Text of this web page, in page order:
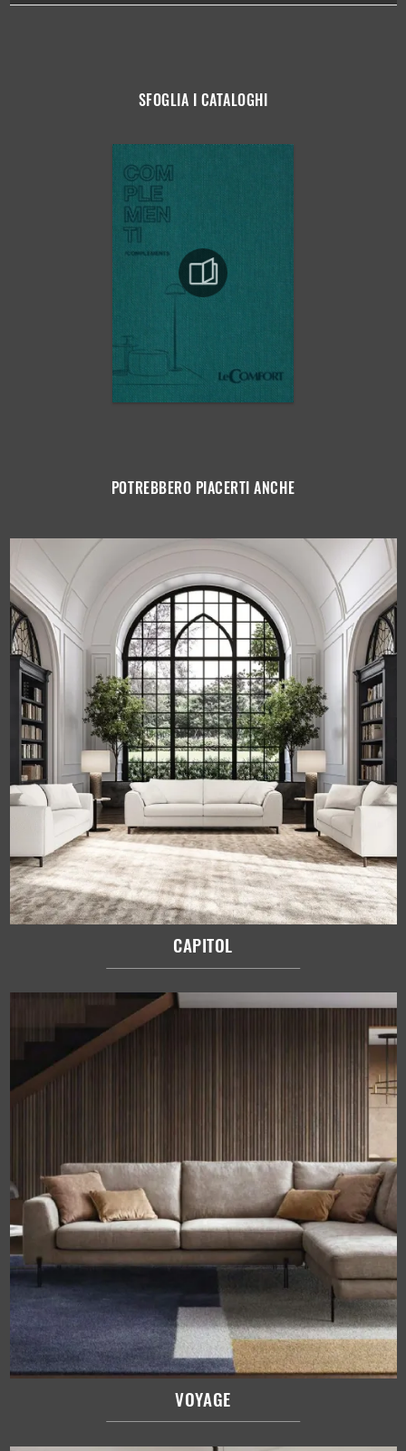
SFOGLIA I CATALOGHI
POTREBBERO PIACERTI ANCHE
CAPITOL
VOYAGE